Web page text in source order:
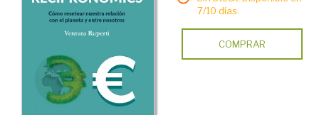
7/10 días.
COMPRAR